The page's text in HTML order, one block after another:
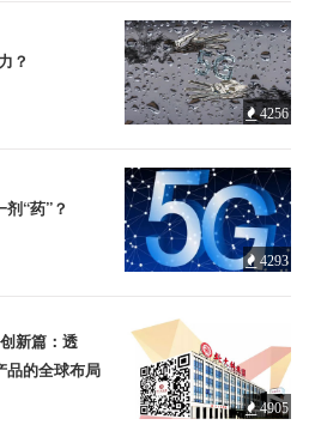
？
4256
“药”？
4293
新篇：透
品的全球布局
4905